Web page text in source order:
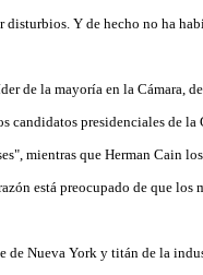
disturbios. Y de hecho no ha
de la mayoría en la Cámara,
candidatos presidenciales de
mientras que Herman Cain
está preocupado de que los
Nueva York y titán de la